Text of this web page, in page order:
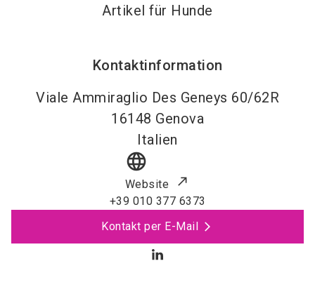
Artikel für Hunde
Kontaktinformation
Viale Ammiraglio Des Geneys 60/62R
16148 Genova
Italien
language
Website
+39 010 377 6373
Kontakt per E-Mail